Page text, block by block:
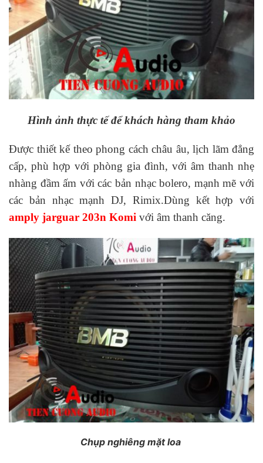
Hình ảnh thực tế để khách hàng tham khảo
Được thiết kế theo phong cách châu âu, lịch lãm đẳng
cấp, phù hợp với phòng gia đình, với âm thanh nhẹ
nhàng đầm ấm với các bản nhạc bolero, mạnh mẽ với
các bản nhạc mạnh DJ, Rimix.Dùng kết hợp với
amply jarguar 203n Komi với âm thanh căng.
Chụp nghiêng mặt loa